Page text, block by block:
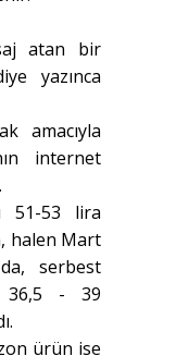
atan bir
yazınca
amacıyla
internet
51-53 lira
halen Mart
serbest
36,5 - 39
ürün ise